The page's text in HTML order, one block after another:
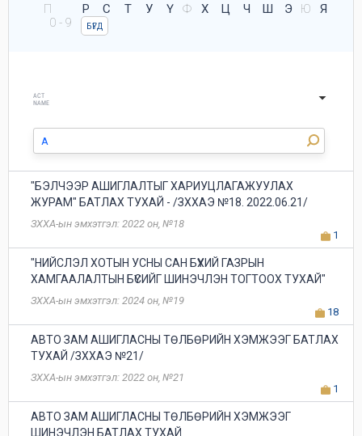
П
Р С Т У Ү Ф Х Ц Ч Ш Э Ю
Я
0 - 9
БҮГД
ACT
NAME
"БЭЛЧЭЭР АШИГЛАЛТЫГ ХАРИУЦЛАГАЖУУЛАХ
ЖУРАМ" БАТЛАХ ТУХАЙ - /ЗХХАЭ №18. 2022.06.21/
ЗХХА-ын эмхэтгэл: 2022 он, №18
1
"НИЙСЛЭЛ ХОТЫН УСНЫ САН БҮХИЙ ГАЗРЫН
ХАМГААЛАЛТЫН БҮСИЙГ ШИНЭЧЛЭН ТОГТООХ ТУХАЙ"
ЗХХА-ын эмхэтгэл: 2024 он, №19
18
АВТО ЗАМ АШИГЛАСНЫ ТӨЛБӨРИЙН ХЭМЖЭЭГ БАТЛАХ
ТУХАЙ /ЗХХАЭ №21/
ЗХХА-ын эмхэтгэл: 2022 он, №21
1
АВТО ЗАМ АШИГЛАСНЫ ТӨЛБӨРИЙН ХЭМЖЭЭГ
ШИНЭЧЛЭН БАТЛАХ ТУХАЙ